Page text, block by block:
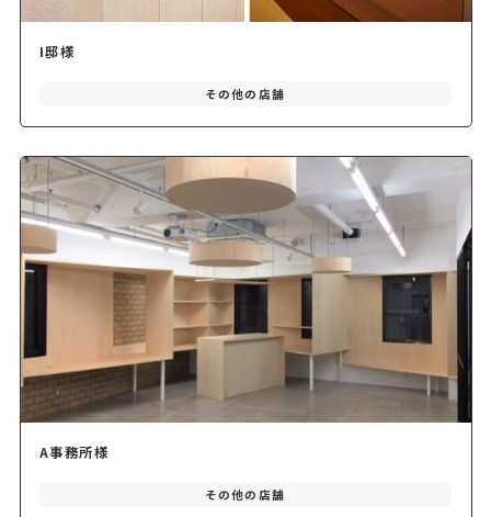
I邸様
その他の店舗
A事務所様
その他の店舗